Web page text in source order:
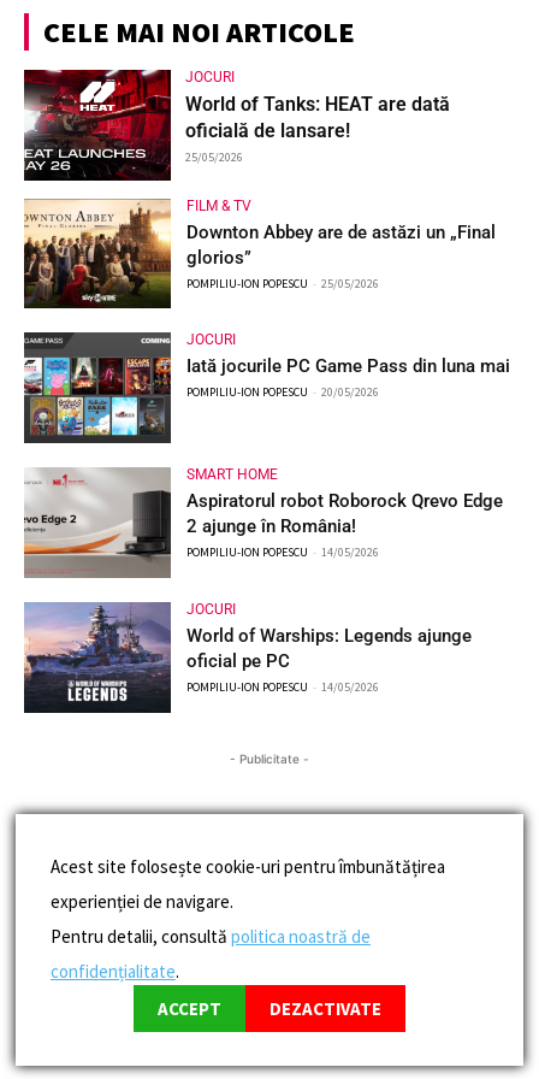
CELE MAI NOI ARTICOLE
JOCURI
World of Tanks: HEAT are dată
oficială de lansare!
25/05/2026
FILM & TV
Downton Abbey are de astăzi un „Final
glorios”
POMPILIU-ION POPESCU - 25/05/2026
JOCURI
Iată jocurile PC Game Pass din luna mai
POMPILIU-ION POPESCU - 20/05/2026
SMART HOME
Aspiratorul robot Roborock Qrevo Edge
2 ajunge în România!
POMPILIU-ION POPESCU - 14/05/2026
JOCURI
World of Warships: Legends ajunge
oficial pe PC
POMPILIU-ION POPESCU - 14/05/2026
- Publicitate -
Acest site folosește cookie-uri pentru îmbunătățirea
experienției de navigare.
Pentru detalii, consultă politica noastră de
confidențialitate.
ACCEPT
DEZACTIVATE